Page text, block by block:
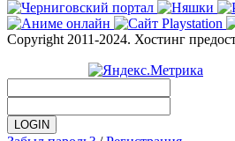
Copyright 2011-2024. Хостинг